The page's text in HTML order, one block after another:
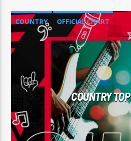
COUNTRY
OFFICIAL CHART
SUMMER CHART
COUNTRY